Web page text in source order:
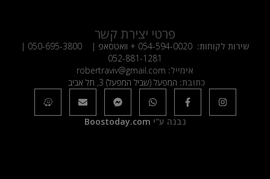
פרטי יצירת קשר
שירות לקוחות: 054-594-0020 + וואטסאפ | 050-695-3800
|
052-881-1281
אימייל: robertraviv@gmail.com
כתובת: המפעל (שביל המפעל) 3, תל אביב
נבנה ע"י Boostoday.com